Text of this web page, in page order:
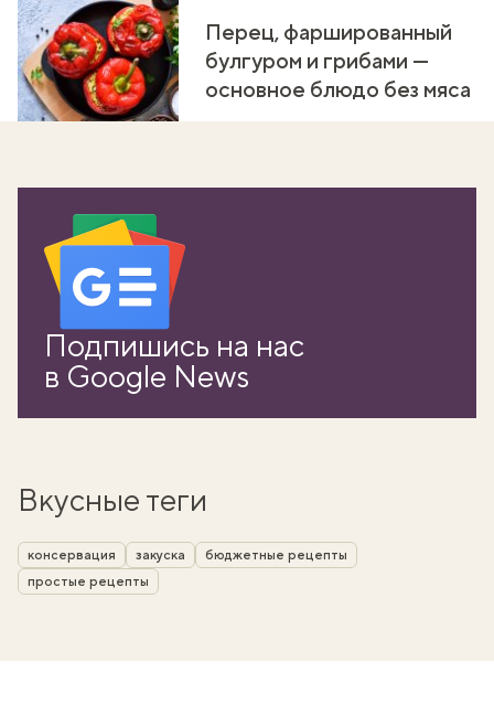
Перец, фаршированный
булгуром и грибами —
основное блюдо без мяса
Подпишись на нас
в Google News
Вкусные теги
консервация закуска
бюджетные рецепты
простые рецепты